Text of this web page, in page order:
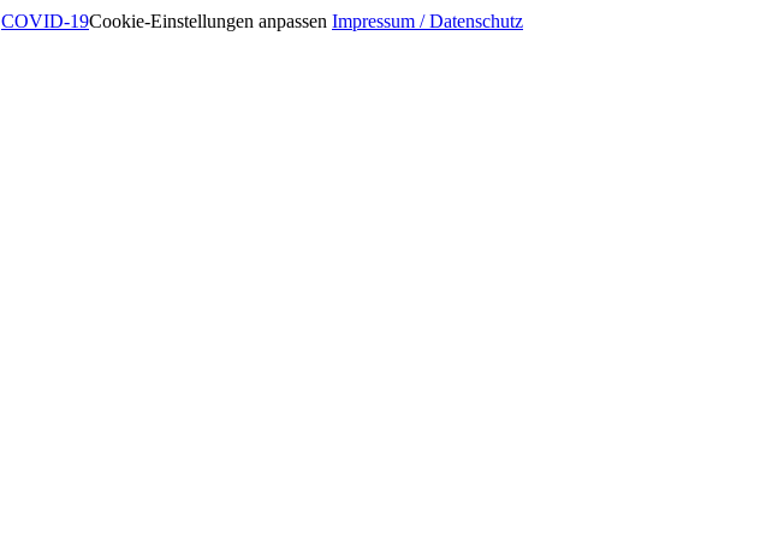
COVID-19Cookie-Einstellungen anpassen Impressum / Datenschutz